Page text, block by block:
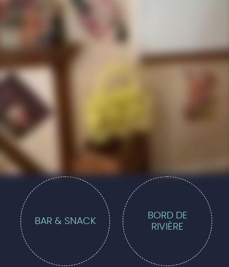
BAR & SNACK
BORD DE
RIVIÈRE